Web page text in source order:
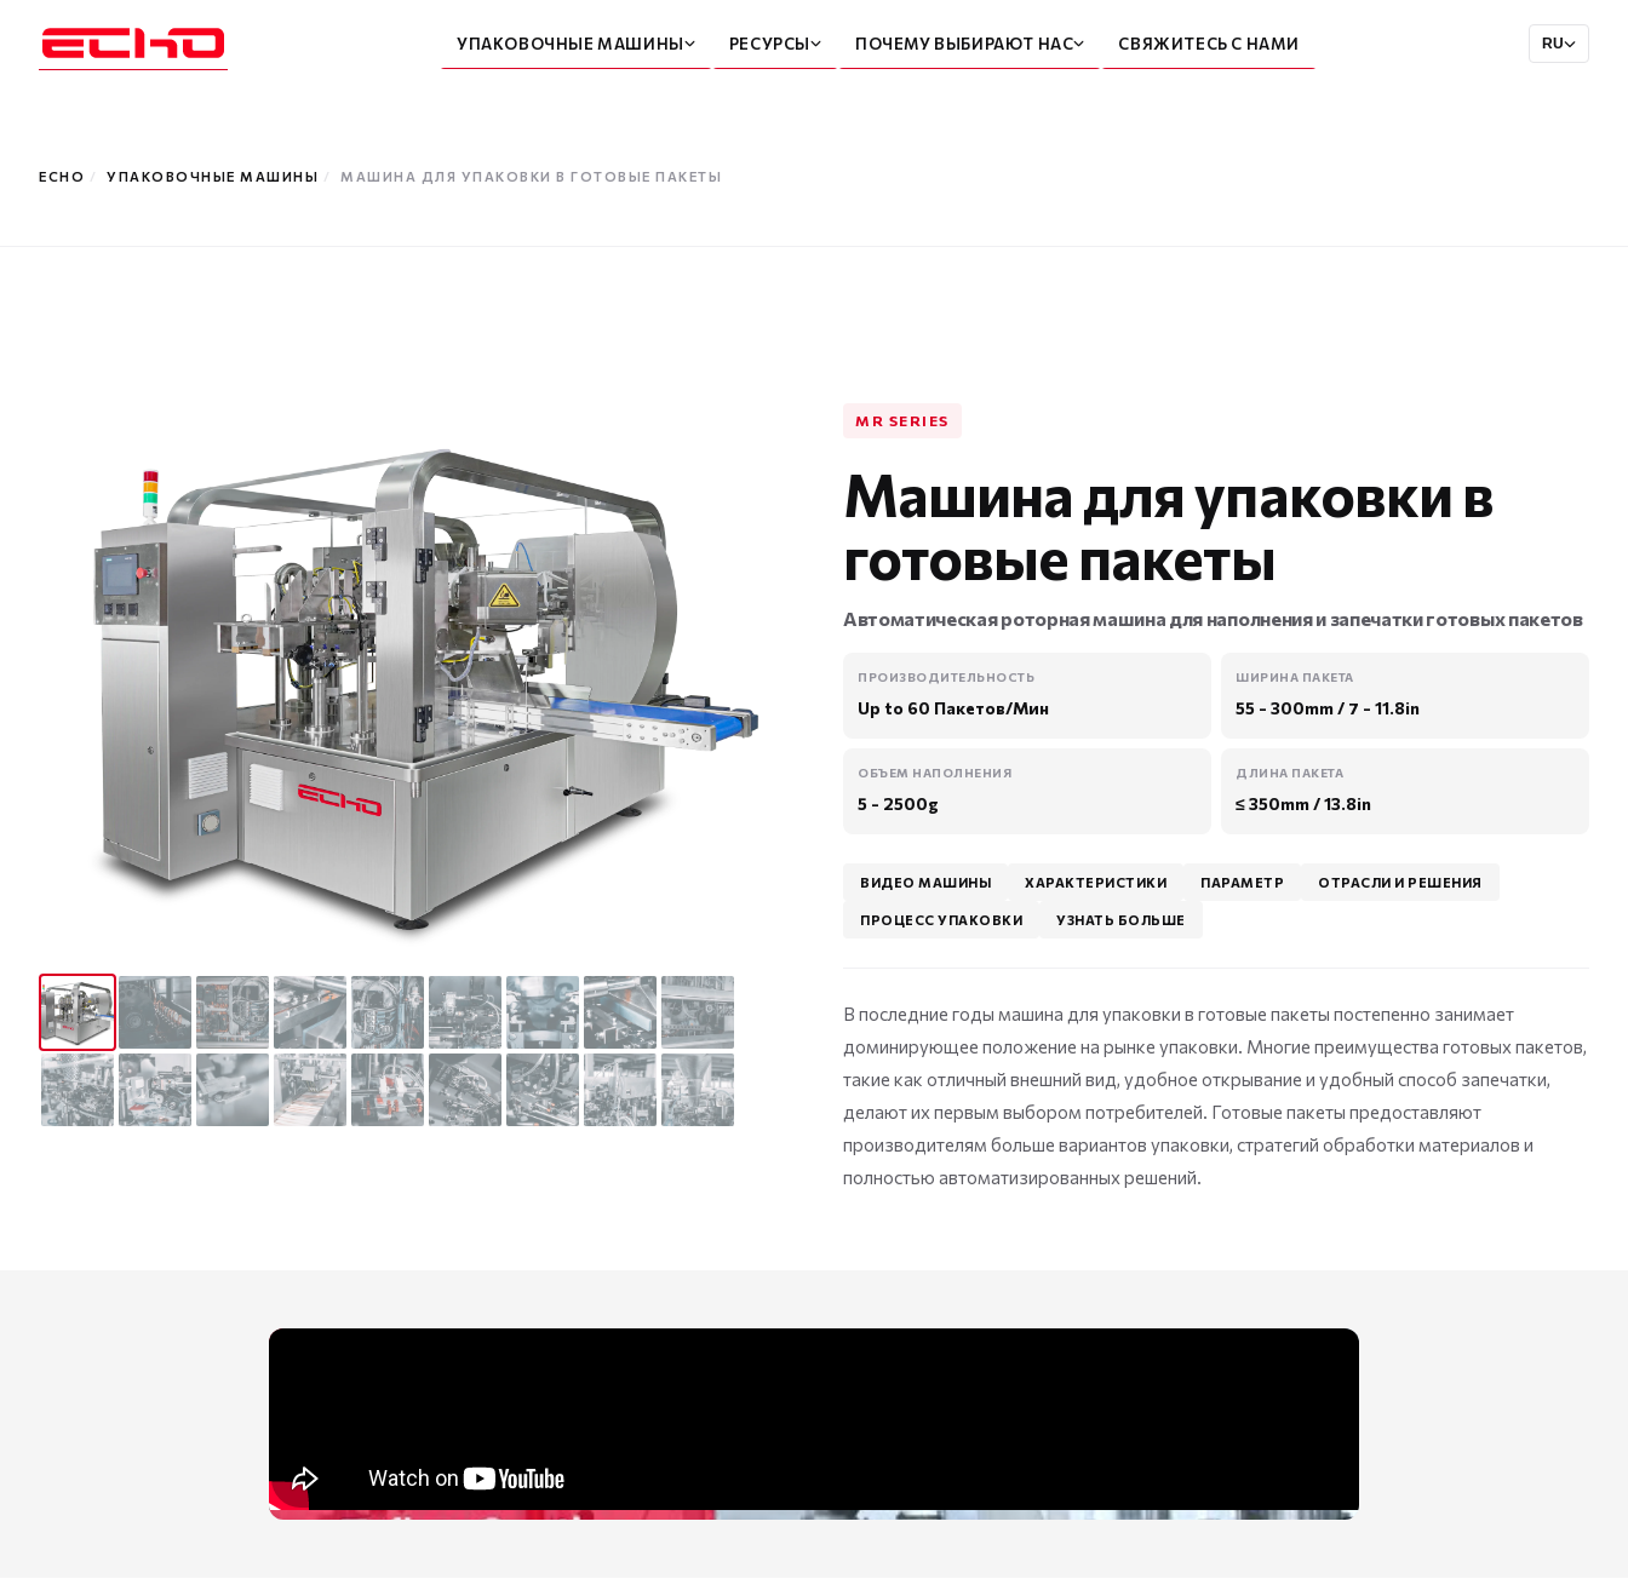
УПАКОВОЧНЫЕ МАШИНЫ РЕСУРСЫ ПОЧЕМУ ВЫБИРАЮТ НАС СВЯЖИТЕСЬ С НАМИ RU
ECHO / УПАКОВОЧНЫЕ МАШИНЫ / МАШИНА ДЛЯ УПАКОВКИ В ГОТОВЫЕ ПАКЕТЫ
MR SERIES
Машина для упаковки в
готовые пакеты
Автоматическая роторная машина для наполнения и запечатки готовых пакетов
ПРОИЗВОДИТЕЛЬНОСТЬ
Up to 60 Пакетов/Мин
ШИРИНА ПАКЕТА
55 - 300mm / 7 - 11.8in
ОБЪЕМ НАПОЛНЕНИЯ
5 - 2500g
ДЛИНА ПАКЕТА
≤ 350mm / 13.8in
ВИДЕО МАШИНЫ ХАРАКТЕРИСТИКИ ПАРАМЕТР ОТРАСЛИ И РЕШЕНИЯ
ПРОЦЕСС УПАКОВКИ УЗНАТЬ БОЛЬШЕ
В последние годы машина для упаковки в готовые пакеты постепенно занимает
доминирующее положение на рынке упаковки. Многие преимущества готовых пакетов,
такие как отличный внешний вид, удобное открывание и удобный способ запечатки,
делают их первым выбором потребителей. Готовые пакеты предоставляют
производителям больше вариантов упаковки, стратегий обработки материалов и
полностью автоматизированных решений.